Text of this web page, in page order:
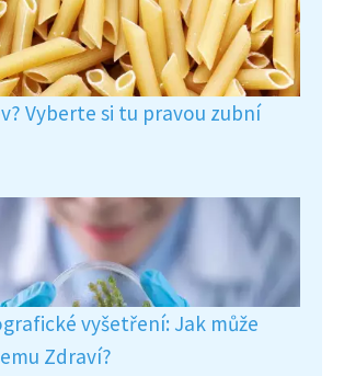
Vyberte si tu pravou zubní
vyšetření: Jak může
Zdraví?